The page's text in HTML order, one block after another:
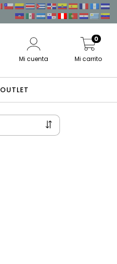
Mi cuenta Mi carrito
0
OUTLET